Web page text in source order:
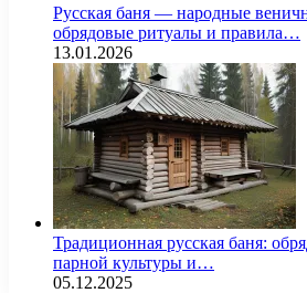
Русская баня — народные
обрядовые ритуалы и правила…
13.01.2026
Традиционная русская баня:
парной культуры и…
05.12.2025